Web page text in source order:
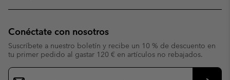
Conéctate con nosotros
Suscríbete a nuestro boletín y recibe un 10 % de descuento en
tu primer pedido al gastar 120 € en artículos no rebajados.
Suscripción